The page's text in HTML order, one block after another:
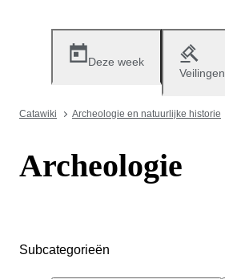
Deze week
Veilingen
Catawiki Archeologie en natuurlijke historie
Archeologie
Subcategorieën